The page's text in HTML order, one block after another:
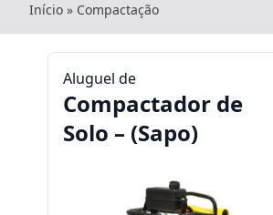
Início » Compactação
Aluguel de
Compactador de
Solo – (Sapo)